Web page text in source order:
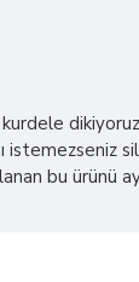
bu ürünü